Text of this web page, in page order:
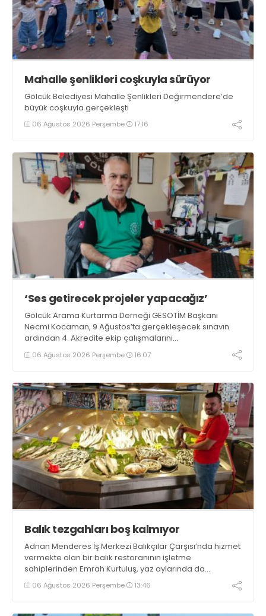
Mahalle şenlikleri coşkuyla sürüyor
Gölcük Belediyesi Mahalle Şenlikleri Değirmendere’de
büyük coşkuyla gerçekleşti
06 Ağustos 2026 Perşembe 17:16
‘Ses getirecek projeler yapacağız’
Gölcük Arama Kurtarma Derneği GESOTİM Başkanı
Necmi Kocaman, 9 Ağustos’ta gerçekleşecek sınavın
ardından 4. Akredite ekip çalışmalarını
tamamlayacaklarını ifade ederek açıklamalarda
bulundu. Kocaman, “Gölcük’te ve Kocaeli genelinde ses
06 Ağustos 2026 Perşembe 16:07
Balık tezgahları boş kalmıyor
Adnan Menderes İş Merkezi Balıkçılar Çarşısı’nda hizmet
vermekte olan bir balık restoranının işletme
sahiplerinden Emrah Kurtuluş, yaz aylarında da
tezgahlarda taze balık bulunduğunu ifade ederek “Yıl
boyunca tezgahlarda taze balık bulmak mümkün
06 Ağustos 2026 Perşembe 13:46